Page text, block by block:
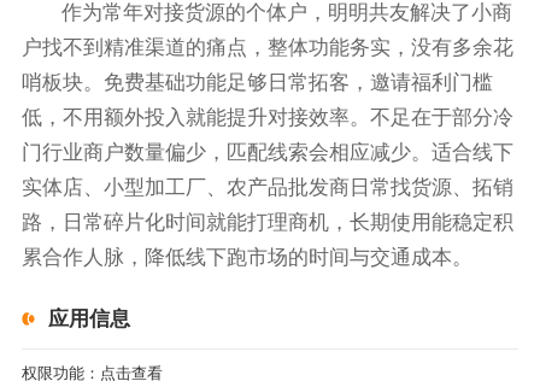
作为常年对接货源的个体户，明明共友解决了小商
户找不到精准渠道的痛点，整体功能务实，没有多余花
哨板块。免费基础功能足够日常拓客，邀请福利门槛
低，不用额外投入就能提升对接效率。不足在于部分冷
门行业商户数量偏少，匹配线索会相应减少。适合线下
实体店、小型加工厂、农产品批发商日常找货源、拓销
路，日常碎片化时间就能打理商机，长期使用能稳定积
累合作人脉，降低线下跑市场的时间与交通成本。
应用信息
权限功能： 点击查看